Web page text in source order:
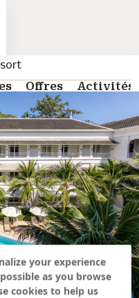
Offres Activités
your experience
as you browse
cookies to help us